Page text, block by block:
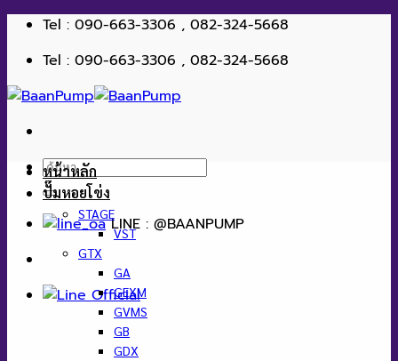
ข้าม
เนื้อหา
Tel : 090-663-3306 , 082-324-5668
Tel : 090-663-3306 , 082-324-5668
ค้นหา:
LINE : @BAANPUMP
หน้าหลัก
ปั๊มหอยโข่ง
STAGE
VST
GTX
GA
GEXM
GVMS
GB
GDX